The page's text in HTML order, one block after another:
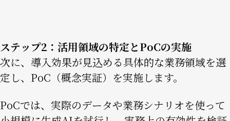
ステップ2：活用領域の特定とPoCの実施
次に、導入効果が見込める具体的な業務領域を選
定し、PoC（概念実証）を実施します。
PoCでは、実際のデータや業務シナリオを使って